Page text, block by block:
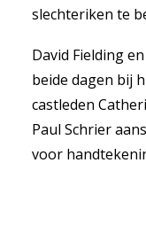
slechteriken te
David Fielding
beide dagen bij
castleden
Paul Schrier
voor